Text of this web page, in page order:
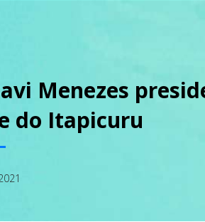
Menezes
do Itapicuru